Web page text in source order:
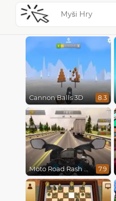
Myši Hry
Cannon Balls 3D 8.3
Moto Road Rash 3D 7.9